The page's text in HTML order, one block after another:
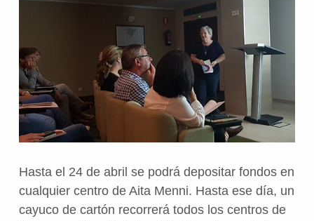
Hasta el 24 de abril se podrá depositar fondos en
cualquier centro de Aita Menni. Hasta ese día, un
cayuco de cartón recorrerá todos los centros de